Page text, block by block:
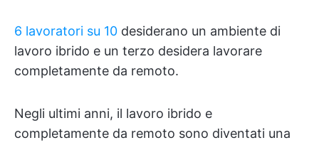
6 lavoratori su 10 desiderano un ambiente di
lavoro ibrido e un terzo desidera lavorare
completamente da remoto.
Negli ultimi anni, il lavoro ibrido e
completamente da remoto sono diventati una